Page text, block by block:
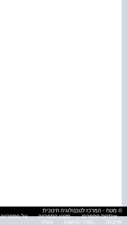
© מטח - המרכז לטכנולוגיה חינוכית
אינדקס הספרים
תקנון הספרייה על הספרייה
פרטיות
הסדרי נגישות עזרה